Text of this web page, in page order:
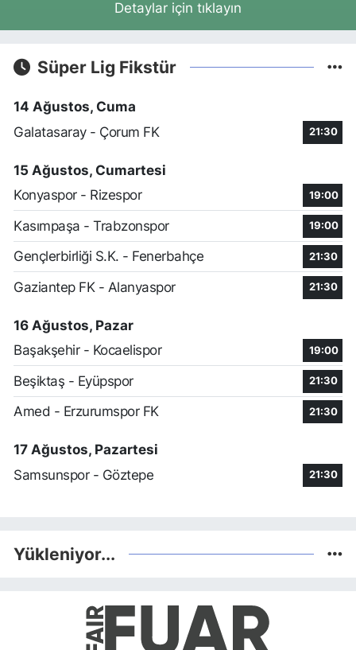
Detaylar için tıklayın
Süper Lig Fikstür
14 Ağustos, Cuma
Galatasaray - Çorum FK
21:30
15 Ağustos, Cumartesi
Konyaspor - Rizespor
19:00
Kasımpaşa - Trabzonspor 19:00
Gençlerbirliği S.K. - Fenerbahçe 21:30
Gaziantep FK - Alanyaspor 21:30
16 Ağustos, Pazar
Başakşehir - Kocaelispor
19:00
Beşiktaş - Eyüpspor 21:30
Amed - Erzurumspor FK 21:30
17 Ağustos, Pazartesi
Samsunspor - Göztepe
21:30
Yükleniyor...